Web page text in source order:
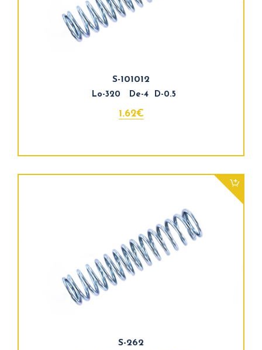
S-101012
Lo-320 De-4 D-0.5
1.62€
S-262